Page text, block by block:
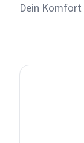
Dein Komfort